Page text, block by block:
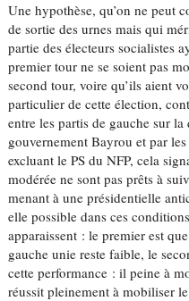
Une hypothèse, qu’on ne peut
de sortie des urnes mais qui
partie des électeurs socialistes
premier tour ne se soient pas
second tour, voire qu’ils aient
particulier de cette élection,
entre les partis de gauche sur
gouvernement Bayrou et par
excluant le PS du NFP, cela
modérée ne sont pas prêts à
menant à une présidentielle
elle possible dans ces
apparaissent : le premier est
gauche unie reste faible, le
cette performance : il peine à
réussit pleinement à mobiliser